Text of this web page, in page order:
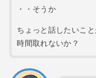
・・そうか
ちょっと話したいこ
時間取れないか？